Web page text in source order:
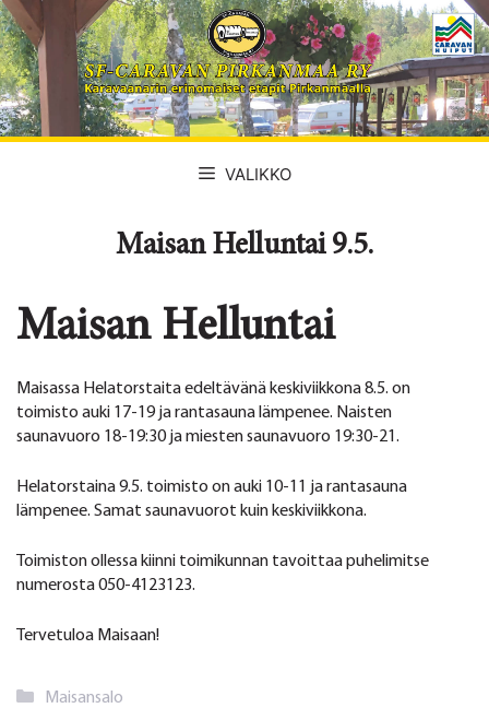
Siirry
sisältöön
VALIKKO
Maisan Helluntai 9.5.
Maisan Helluntai
Maisassa Helatorstaita edeltävänä keskiviikkona 8.5. on
toimisto auki 17-19 ja rantasauna lämpenee. Naisten
saunavuoro 18-19:30 ja miesten saunavuoro 19:30-21.
Helatorstaina 9.5. toimisto on auki 10-11 ja rantasauna
lämpenee. Samat saunavuorot kuin keskiviikkona.
Toimiston ollessa kiinni toimikunnan tavoittaa puhelimitse
numerosta 050-4123123.
Tervetuloa Maisaan!
Kategoriat
Maisansalo